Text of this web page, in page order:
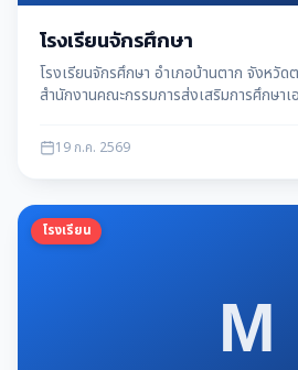
โรงเรียนจักรศึกษา
โรงเรียนจักรศึกษา อำเภอบ้านตาก จังหวัด
สำนักงานคณะกรรมการส่งเสริมการศึกษาเ
19 ก.ค. 2569
โรงเรียน